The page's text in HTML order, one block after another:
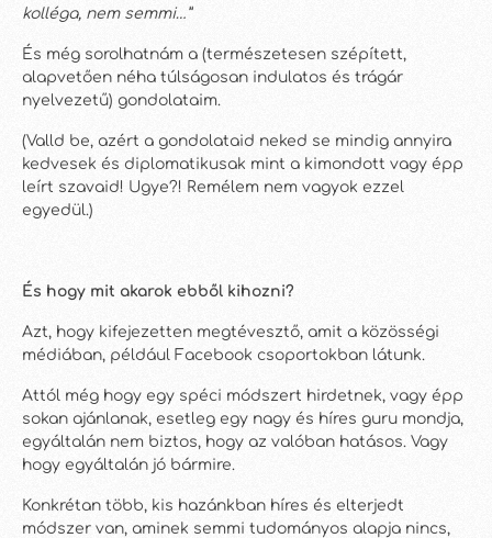
kolléga, nem semmi…”
És még sorolhatnám a (természetesen szépített,
alapvetően néha túlságosan indulatos és trágár
nyelvezetű) gondolataim.
(Valld be, azért a gondolataid neked se mindig annyira
kedvesek és diplomatikusak mint a kimondott vagy épp
leírt szavaid! Ugye?! Remélem nem vagyok ezzel
egyedül.)
És hogy mit akarok ebből kihozni?
Azt, hogy kifejezetten megtévesztő, amit a közösségi
médiában, például Facebook csoportokban látunk.
Attól még hogy egy spéci módszert hirdetnek, vagy épp
sokan ajánlanak, esetleg egy nagy és híres guru mondja,
egyáltalán nem biztos, hogy az valóban hatásos. Vagy
hogy egyáltalán jó bármire.
Konkrétan több, kis hazánkban híres és elterjedt
módszer van, aminek semmi tudományos alapja nincs,